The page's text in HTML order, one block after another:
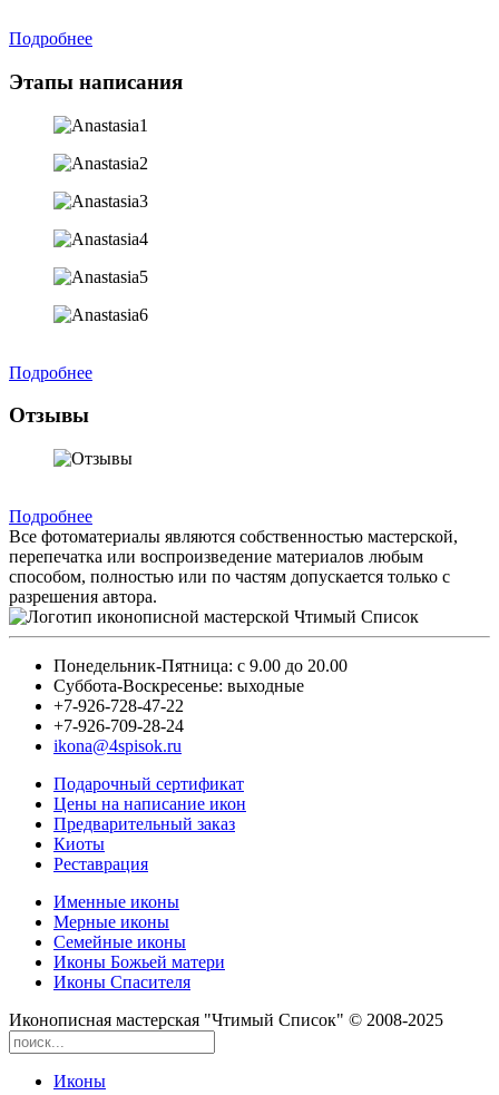
Подробнее
Этапы написания
Подробнее
Отзывы
Подробнее
Все фотоматериалы являются собственностью мастерской,
перепечатка или воспроизведение материалов любым
способом, полностью или по частям допускается только с
разрешения автора.
Понедельник-Пятница: с 9.00 до 20.00
Суббота-Воскресенье: выходные
+7-926-728-47-22
+7-926-709-28-24
ikona@4spisok.ru
Подарочный сертификат
Цены на написание икон
Предварительный заказ
Киоты
Реставрация
Именные иконы
Мерные иконы
Семейные иконы
Иконы Божьей матери
Иконы Спасителя
Иконописная мастерская "Чтимый Список" © 2008-2025
Иконы